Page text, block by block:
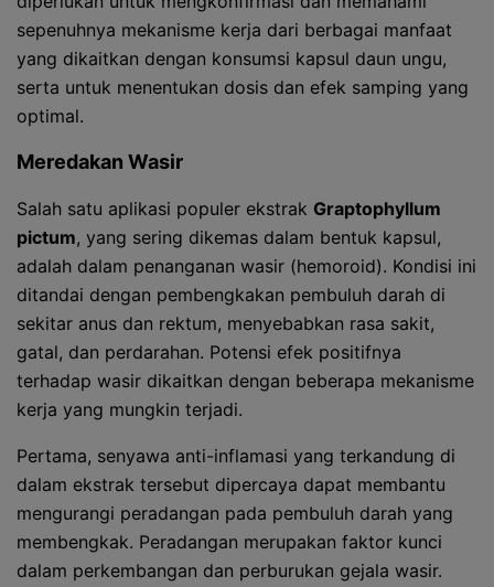
sepenuhnya mekanisme kerja dari berbagai manfaat
yang dikaitkan dengan konsumsi kapsul daun ungu,
serta untuk menentukan dosis dan efek samping yang
optimal.
Meredakan Wasir
Salah satu aplikasi populer ekstrak Graptophyllum
pictum, yang sering dikemas dalam bentuk kapsul,
adalah dalam penanganan wasir (hemoroid). Kondisi ini
ditandai dengan pembengkakan pembuluh darah di
sekitar anus dan rektum, menyebabkan rasa sakit,
gatal, dan perdarahan. Potensi efek positifnya
terhadap wasir dikaitkan dengan beberapa mekanisme
kerja yang mungkin terjadi.
Pertama, senyawa anti-inflamasi yang terkandung di
dalam ekstrak tersebut dipercaya dapat membantu
mengurangi peradangan pada pembuluh darah yang
membengkak. Peradangan merupakan faktor kunci
dalam perkembangan dan perburukan gejala wasir.